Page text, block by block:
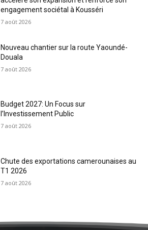
engagement sociétal à Kousséri
7 août 2026
Nouveau chantier sur la route Yaoundé-
Douala
7 août 2026
Budget 2027: Un Focus sur
l’Investissement Public
7 août 2026
Chute des exportations camerounaises au
T1 2026
7 août 2026